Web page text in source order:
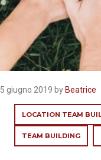
5 giugno 2019 by Beatrice
LOCATION TEAM
TEAM BUILDING